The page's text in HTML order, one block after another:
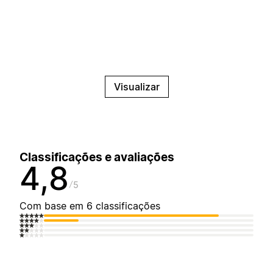
Visualizar
Classificações e avaliações
4,8 5
Com base em 6 classificações